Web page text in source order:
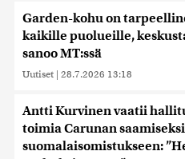
Garden-kohu on
kaikille puolueille,
sanoo MT:ssä
Uutiset | 28.7.2026 13:18
Antti Kurvinen vaatii
toimia Carunan saamiseksi
suomalaisomistukseen: